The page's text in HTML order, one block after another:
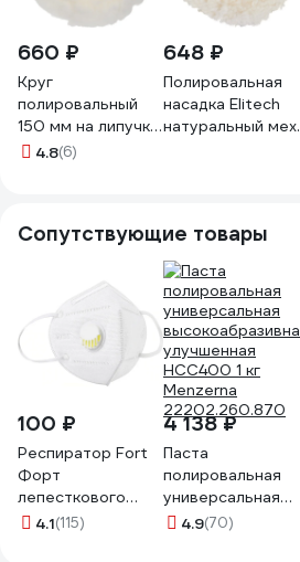
660 ₽
Круг
полировальный
150 мм на липучке
WORTEX
4.8(6)
648 ₽
Полировальная
насадка Elitech
натуральный мех,
Сопутствующие товары
100 ₽
Респиратор Fort
Форт
лепесткового
типа с клапаном
4.1(115)
4 138 ₽
Паста
полировальная
универсальная
высокоабразивная
4.9(70)